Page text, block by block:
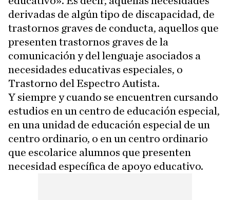
derivadas de algún tipo de discapacidad, de
trastornos graves de conducta, aquellos que
presenten trastornos graves de la
comunicación y del lenguaje asociados a
necesidades educativas especiales, o
Trastorno del Espectro Autista.
Y siempre y cuando se encuentren cursando
estudios en un centro de educación especial,
en una unidad de educación especial de un
centro ordinario, o en un centro ordinario
que escolarice alumnos que presenten
necesidad específica de apoyo educativo.